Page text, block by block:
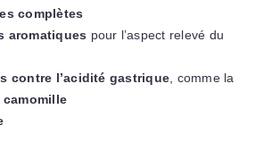
complètes
aromatiques pour l’aspect relevé du
contre l’acidité gastrique , comme la